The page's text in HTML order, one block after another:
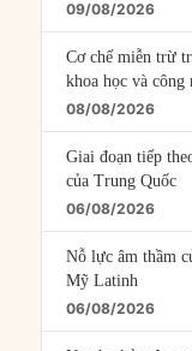
09/08/2026
Cơ chế miễn trừ
khoa học và công
08/08/2026
Giai đoạn tiếp
của Trung Quốc
06/08/2026
Nỗ lực âm thầm
Mỹ Latinh
06/08/2026